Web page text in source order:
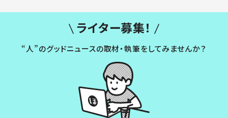
ライター募集！
“人”のグッドニュースの取材・執筆をしてみませんか？